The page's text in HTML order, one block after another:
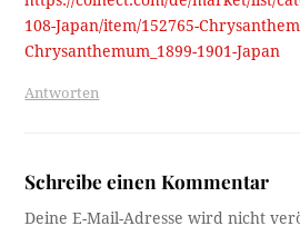
108-Japan/item/152765-
Chrysanthemum_1899-1901-Japan
Antworten
Schreibe einen Kommentar
Deine E-Mail-Adresse wird nicht